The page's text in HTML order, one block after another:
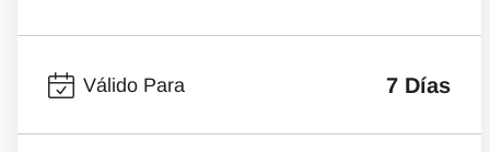
Válido Para 7 Días